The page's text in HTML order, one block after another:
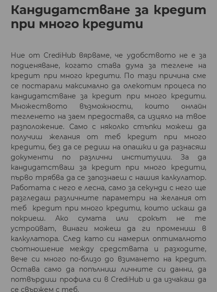
Кандидатстване за кредит
при много кредити
Ние от CrediHub вярваме, че удобството не е за
подценяване, когато става дума за теглене на
кредит при много кредити. По тази причина сме
се постарали максимално да олекотим процеса по
кандидатстване за кредит при много кредити.
Множеството възможности, които онлайн
тегленето на заем предоставя, са изцяло на твое
разположение. Само с няколко стъпки можеш да
получиш желания от теб кредит при много
кредити, без да се редиш на опашки и да разнасяш
документи по различни институции. За да
кандидатстваш за кредит при много кредити,
първо трябва да се запознаеш с нашия калкулатор.
Работата с него е лесна, само за секунди с него ще
разгледаш различните параметри на желания от
теб кредит при много кредити, които искаш да
покриеш. Ако сумата или срокът не те
устройват, винаги можеш да ги промениш в
калкулатора. След като си намерил оптималното
съотношение между средствата и разходите,
вече си много по-близо до взимането на кредит.
Остава само да попълниш личните си данни, да
потвърдиш профила си в CrediHub и да изчакаш да
се свържем с теб.